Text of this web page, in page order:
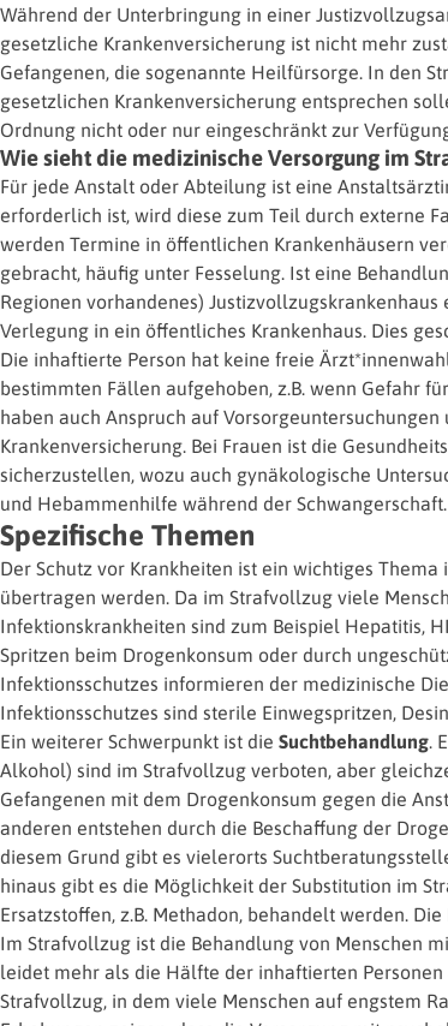
Während der Unterbringung in einer
gesetzliche Krankenversicherung ist nicht mehr
Gefangenen, die sogenannte Heilfürsorge. In den
gesetzlichen Krankenversicherung entsprechen
Ordnung nicht oder nur eingeschränkt zur
Wie sieht die medizinische Versorgung im
Für jede Anstalt oder Abteilung ist eine
erforderlich ist, wird diese zum Teil durch externe
werden Termine in öffentlichen Krankenhäusern
gebracht, häufig unter Fesselung. Ist eine
Regionen vorhandenes)
Verlegung in ein öffentliches Krankenhaus. Dies
Die inhaftierte Person hat keine freie
bestimmten Fällen aufgehoben, z.B. wenn Gefahr
haben auch Anspruch auf
Krankenversicherung. Bei Frauen ist die
sicherzustellen, wozu auch gynäkologische
und Hebammenhilfe während der
Spezifische Themen
Der Schutz vor Krankheiten ist ein wichtiges Thema
übertragen werden. Da im Strafvollzug viele
Infektionskrankheiten sind zum Beispiel Hepatitis,
Spritzen beim Drogenkonsum oder durch
Infektionsschutzes informieren der medizinische
Infektionsschutzes sind sterile Einwegspritzen,
Ein weiterer Schwerpunkt ist die Suchtbehandlung.
Alkohol) sind im Strafvollzug verboten, aber
Gefangenen mit dem Drogenkonsum gegen die
anderen entstehen durch die Beschaffung der
diesem Grund gibt es vielerorts
hinaus gibt es die Möglichkeit der Substitution im
Ersatzstoffen, z.B. Methadon, behandelt werden.
Im Strafvollzug ist die Behandlung von Menschen
leidet mehr als die Hälfte der inhaftierten
Strafvollzug, in dem viele Menschen auf engstem